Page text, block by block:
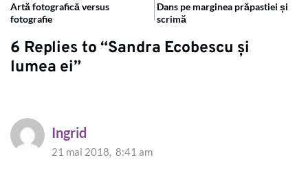
Artă fotografică versus
fotografie
Dans pe marginea prăpastiei și
scrimă
6 Replies to “Sandra Ecobescu și
lumea ei”
Ingrid
21 mai 2018, 8:41 am